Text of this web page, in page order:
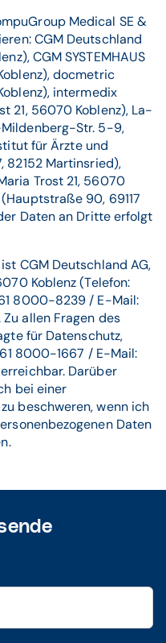
Medical SE &
CGM Deutschland
CGM SYSTEMHAUS
docmetric
intermedix
21, 56070 Koblenz), La-
Str. 5-9,
für Ärzte und
82152 Martinsried),
Trost 21, 56070
90, 69117
Daten an Dritte erfolgt
CGM Deutschland AG,
Koblenz (Telefon:
8000-8239 / E-Mail:
allen Fragen des
für Datenschutz,
8000-1667 / E-Mail:
Darüber
bei einer
beschweren, wenn ich
Daten